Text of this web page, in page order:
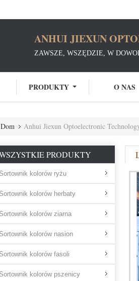
ANHUI JIEXUN
ZAWSZE, WSZĘDZIE, W
PRODUKTY O NAS
Dom Anhui Jiexun Optoelectronic
PRODUKTY
Sortownik kolorów ryżu
Sortownik kolorów herbaty
Sortownik kolorów ziarna
Sortownik kolorów nasion
Sortownik kolorów fasoli
Sortownik kolorów pszenicy